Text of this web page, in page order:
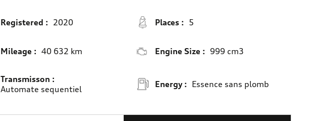
Registered : 2020 Places : 5
Mileage : 40 632 km Engine Size : 999 cm3
Transmisson :
Automate sequentiel
Energy : Essence sans plomb